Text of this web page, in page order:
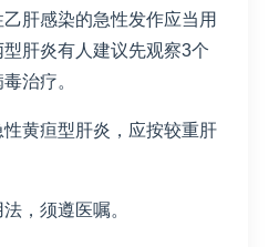
肝感染的急性发作应当用
肝炎有人建议先观察3个
治疗。
黄疸型肝炎，应按较重肝
，须遵医嘱。